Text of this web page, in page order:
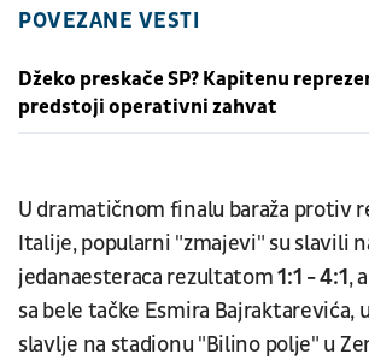
POVEZANE VESTI
Džeko preskače SP? Kapitenu
predstoji operativni zahvat
U dramatičnom finalu baraža protiv
Italije, popularni "zmajevi" su slavili
jedanaesteraca rezultatom1:1 - 4:1,
sa bele tačke Esmira Bajraktarevića,
slavlje na stadionu "Bilino polje" u